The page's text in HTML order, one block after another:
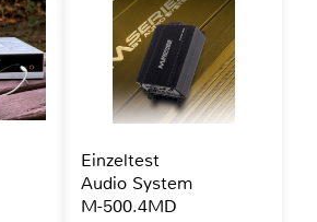
Einzeltest
Audio System
M-500.4MD